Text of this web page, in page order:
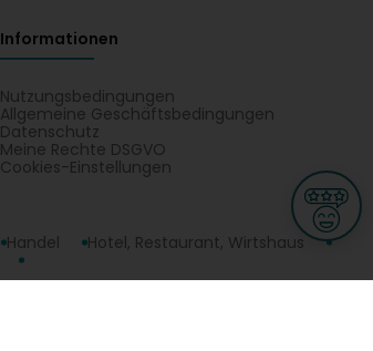
Informationen
Nutzungsbedingungen
Allgemeine Geschäftsbedingungen
Datenschutz
Meine Rechte DSGVO
Cookies-Einstellungen
Handel
Hotel, Restaurant, Wirtshaus